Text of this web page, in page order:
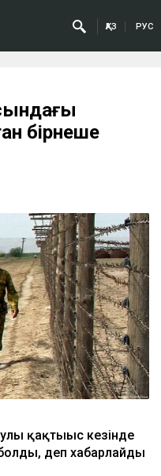
ҚАЗ РУС
бірнеше
қақтығыс кезінде
деп хабарлайды